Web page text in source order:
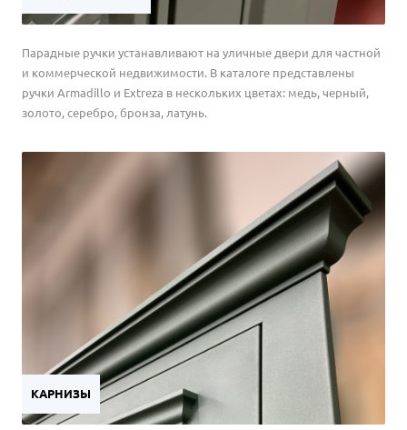
Парадные ручки устанавливают на уличные двери для частной
и коммерческой недвижимости. В каталоге представлены
ручки Armadillo и Extreza в нескольких цветах: медь, черный,
золото, серебро, бронза, латунь.
КАРНИЗЫ